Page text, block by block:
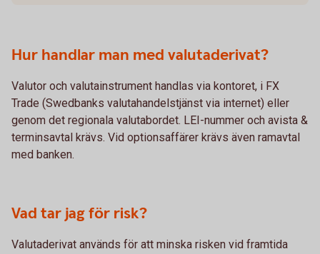
Hur handlar man med valutaderivat?
Valutor och valutainstrument handlas via kontoret, i FX
Trade (Swedbanks valutahandelstjänst via internet) eller
genom det regionala valutabordet. LEI-nummer och avista &
terminsavtal krävs. Vid optionsaffärer krävs även ramavtal
med banken.
Vad tar jag för risk?
Valutaderivat används för att minska risken vid framtida